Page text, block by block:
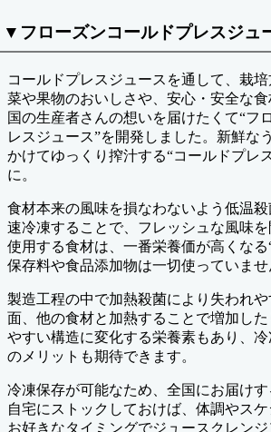
▼フローズンコールドプレスジュ
コールドプレスジュースを通して、栽
菜や果物のおいしさや、安心・安全な
国の生産者さんの想いを届けたくて“フ
レスジュース”を開発しました。新鮮な
かけてゆっくり搾汁する“コールドプレ
に。
食材本来の風味を損なわないよう低温
速冷凍することで、フレッシュな風味を
使用する食材は、一番栄養価が高くなる
保存料や食品添加物は一切使っていませ
製造工程の中で加熱殺菌により失われ
面、他の食材と加熱することで増加し
やすい構造に変化する栄養素もあり、
のメリットも期待できます。
冷凍保存が可能なため、全国にお届けす
自宅にストックしておけば、体調やス
お好きなタイミングでジュースクレン